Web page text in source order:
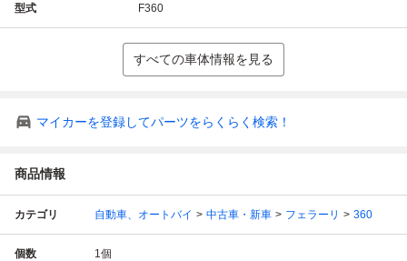
型式 F360
すべての車体情報を見る
マイカーを登録してパーツをらくらく検索！
商品情報
カテゴリ 自動車、オートバイ 中古車・新車 フェラーリ 360
個数 1個